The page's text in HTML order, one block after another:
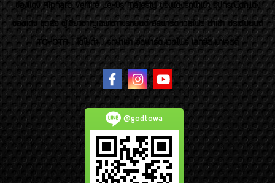
ของเเต่ง Alphard Vellfire Lexus Majesty ของเเต่งรถนำเข้า อุปกรณ์ตกแต่ง
ของแต่ง ชุดล้อ ผู้เชี่ยวชาญเฉพาะทางรถยนต์ อัลพาร์ด เวลไฟร์ นำเข้า ประดับยนต์
TOYOTA ( โตโยต้า ) รถนำเข้า อัลพาร์ด เวลไฟร์ เลกซัส มาเจสตี้
@godtowa